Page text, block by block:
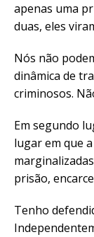
apenas uma
duas, eles
Nós não
dinâmica de
criminosos.
Em segundo
lugar em que
prisão,
Tenho